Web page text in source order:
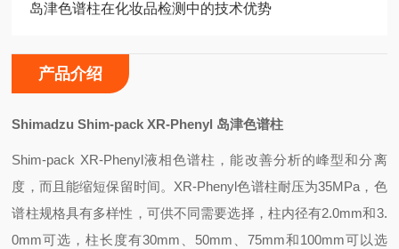
岛津色谱柱在化妆品检测中的技术优势
产品介绍
Shimadzu Shim-pack XR-Phenyl 岛津色谱柱
Shim-pack XR-Phenyl液相色谱柱，能改善分析的峰型和分离
度，而且能缩短保留时间。XR-Phenyl色谱柱耐压为35MPa，色
谱柱规格具有多样性，可供不同需要选择，柱内径有2.0mm和3.
0mm可选，柱长度有30mm、50mm、75mm和100mm可以选